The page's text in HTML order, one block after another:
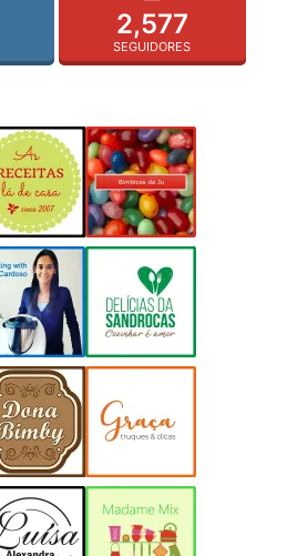
2,577
SEGUIDORES